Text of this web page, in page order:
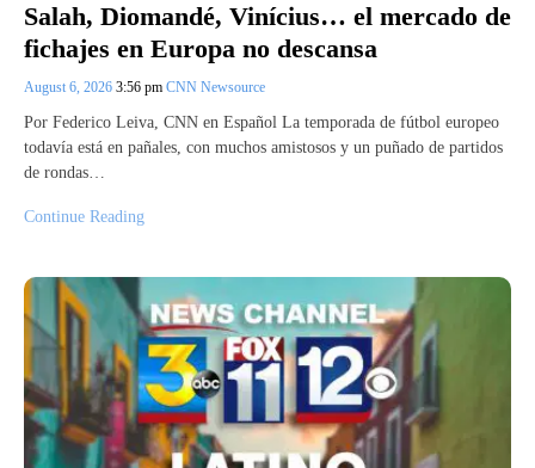
Salah, Diomandé, Vinícius… el mercado de
fichajes en Europa no descansa
August 6, 2026 3:56 pm CNN Newsource
Por Federico Leiva, CNN en Español La temporada de fútbol europeo
todavía está en pañales, con muchos amistosos y un puñado de partidos
de rondas…
Continue Reading